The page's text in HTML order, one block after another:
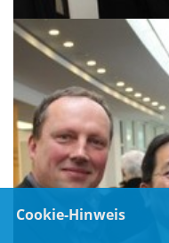
Cookie-Hinweis